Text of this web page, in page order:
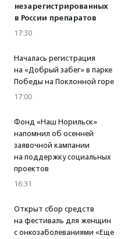
незарегистрированных
в России препаратов
17:30
Началась регистрация
на «Добрый забег» в парке
Победы на Поклонной горе
17:00
Фонд «Наш Норильск»
напомнил об осенней
заявочной кампании
на поддержку социальных
проектов
16:31
Открыт сбор средств
на фестиваль для женщин
с онкозаболеваниями «Еще